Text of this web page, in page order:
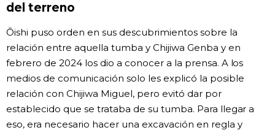
del terreno
Ōishi puso orden en sus descubrimientos sobre la
relación entre aquella tumba y Chijiwa Genba y en
febrero de 2024 los dio a conocer a la prensa. A los
medios de comunicación solo les explicó la posible
relación con Chijiwa Miguel, pero evitó dar por
establecido que se trataba de su tumba. Para llegar a
eso, era necesario hacer una excavación en regla y